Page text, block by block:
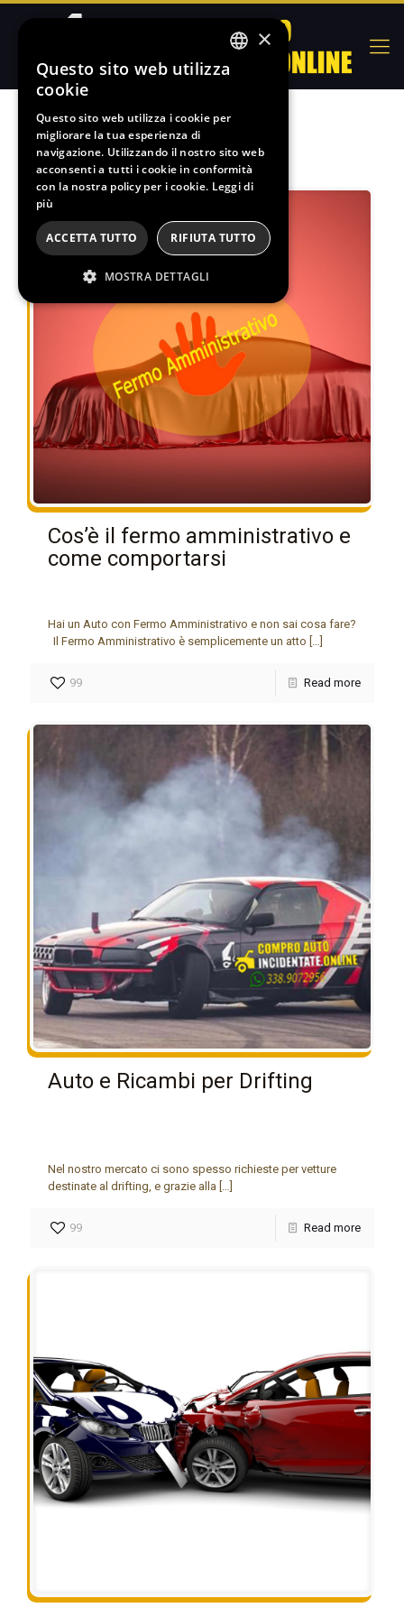
Il nostro Blog
Cos’è il fermo amministrativo e
come comportarsi
Hai un Auto con Fermo Amministrativo e non sai cosa fare?
Il Fermo Amministrativo è semplicemente un atto […]
99 Read more
Auto e Ricambi per Drifting
Nel nostro mercato ci sono spesso richieste per vetture
destinate al drifting, e grazie alla […]
99 Read more
ENGLISH
×
Questo sito web utilizza
cookie
Questo sito web utilizza i cookie per
migliorare la tua esperienza di
navigazione. Utilizzando il nostro sito web
acconsenti a tutti i cookie in conformità
con la nostra policy per i cookie. Leggi di
più
ACCETTA TUTTO RIFIUTA TUTTO
MOSTRA DETTAGLI